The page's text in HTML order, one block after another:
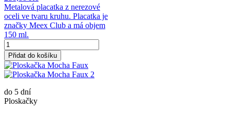
Metalová placatka z nerezové
oceli ve tvaru kruhu. Placatka je
značky Meex Club a má objem
150 ml.
Přidat do košíku
do 5 dní
Ploskačky